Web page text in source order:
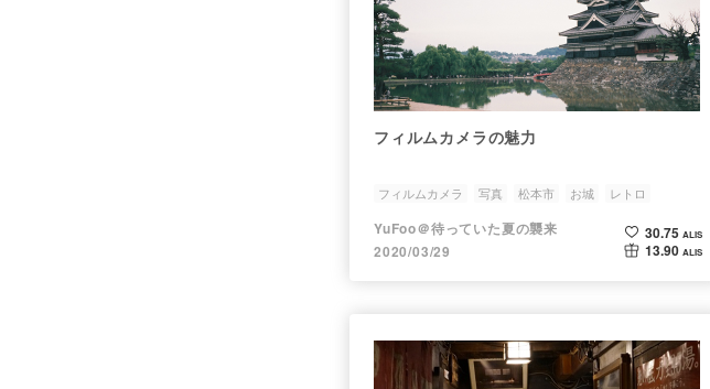
フィルムカメラの魅力
フィルムカメラ 写真 松本市 お城 レトロ
YuFoo＠待っていた夏の襲来
2020/03/29
30.75 ALIS
13.90 ALIS